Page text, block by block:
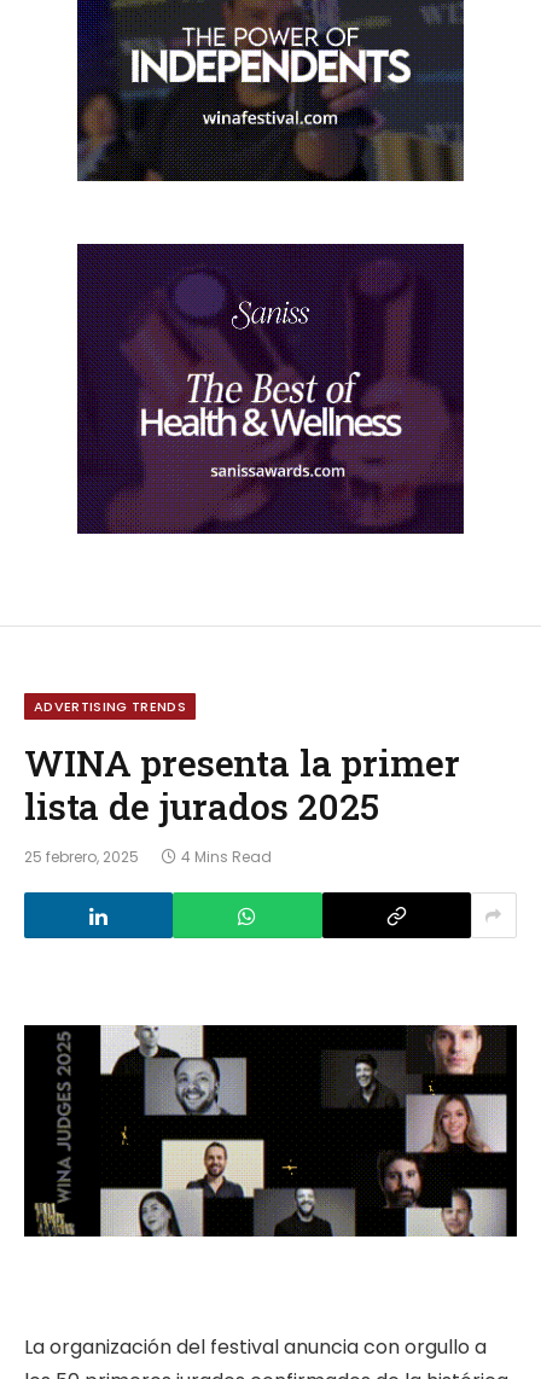
ADVERTISING TRENDS
WINA presenta la primer
lista de jurados 2025
25 febrero, 2025 4 Mins Read
La organización del festival anuncia con orgullo a